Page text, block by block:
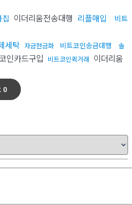
집 이더리움전송대행 리플매입
비트
세탁 자금현금화 비트코인송금대행
솔
인카드구입 비트코인퀵거래 이더리움
0